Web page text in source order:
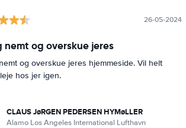
26-05-2024
nemt og overskue jeres
og overskue jeres hjemmeside. Vil helt
hos jer igen.
CLAUS JøRGEN PEDERSEN HYMøLLER
Alamo Los Angeles International Lufthavn